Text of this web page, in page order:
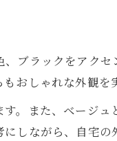
ブラックをアクセ
おしゃれな外観を
。また、ベージュ
しながら、自宅の